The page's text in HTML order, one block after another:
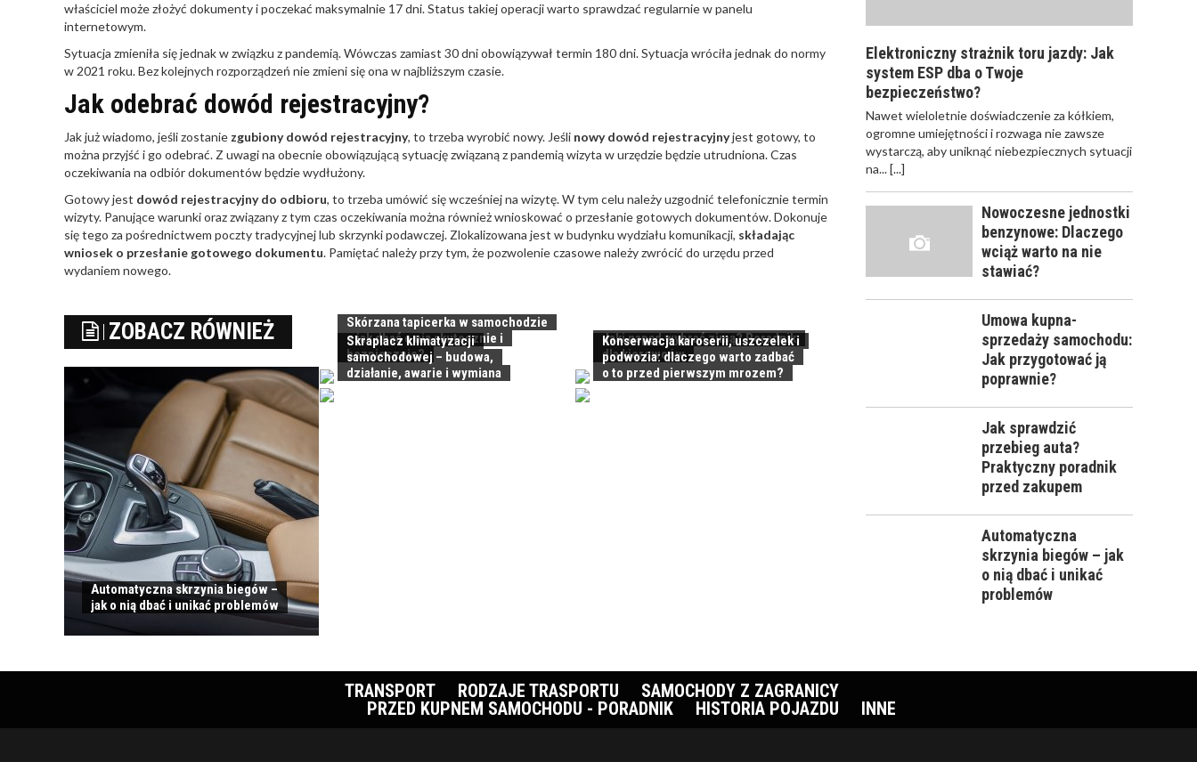
właściciel może złożyć dokumenty i poczekać maksymalnie 17 dni. Status takiej operacji warto sprawdzać regularnie w panelu
internetowym.
Sytuacja zmieniła się jednak w związku z pandemią. Wówczas zamiast 30 dni obowiązywał termin 180 dni. Sytuacja wróciła jednak do normy
w 2021 roku. Bez kolejnych rozporządzeń nie zmieni się ona w najbliższym czasie.
Jak odebrać dowód rejestracyjny?
Jak już wiadomo, jeśli zostanie zgubiony dowód rejestracyjny, to trzeba wyrobić nowy. Jeśli nowy dowód rejestracyjnyjest gotowy, to
można przyjść i go odebrać. Z uwagi na obecnie obowiązującą sytuację związaną z pandemią wizyta w urzędzie będzie utrudniona. Czas
oczekiwania na odbiór dokumentów będzie wydłużony.
Gotowy jest dowód rejestracyjny do odbioru, to trzeba umówić się wcześniej na wizytę. W tym celu należy uzgodnić telefonicznie termin
wizyty. Panujące warunki oraz związany z tym czas oczekiwania można również wnioskować o przesłanie gotowych dokumentów. Dokonuje
się tego za pośrednictwem poczty tradycyjnej lub skrzynki podawczej. Zlokalizowana jest w budynku wydziału komunikacji, składając
wniosek o przesłanie gotowego dokumentu. Pamiętać należy przy tym, że pozwolenie czasowe należy zwrócić do urzędu przed
wydaniem nowego.
ZOBACZ RÓWNIEŻ
Automatyczna skrzynia biegów –
jak o nią dbać i unikać problemów
Skórzana tapicerka w samochodzie
– jak dbać o nią skutecznie i
bezpiecznie?
Jaki napęd wybrać zimą? Poradnik
dla kierowców
Skraplacz klimatyzacji
samochodowej – budowa,
działanie, awarie i wymiana
Konserwacja karoserii, uszczelek i
podwozia: dlaczego warto zadbać
o to przed pierwszym mrozem?
Elektroniczny strażnik toru jazdy: Jak
system ESP dba o Twoje
bezpieczeństwo?
Nawet wieloletnie doświadczenie za kółkiem,
ogromne umiejętności i rozwaga nie zawsze
wystarczą, aby uniknąć niebezpiecznych sytuacji
na...[...]
Nowoczesne jednostki
benzynowe: Dlaczego
wciąż warto na nie
stawiać?
Umowa kupna-
sprzedaży samochodu:
Jak przygotować ją
poprawnie?
Jak sprawdzić
przebieg auta?
Praktyczny poradnik
przed zakupem
Automatyczna
skrzynia biegów – jak
o nią dbać i unikać
problemów
TRANSPORT RODZAJE TRASPORTU
SAMOCHODY Z ZAGRANICY
PRZED KUPNEM SAMOCHODU - PORADNIK
HISTORIA POJAZDU INNE